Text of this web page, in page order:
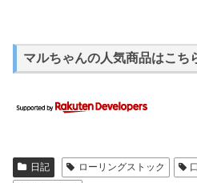
マルちゃんの人気商品はこち
日記 ローリングストック